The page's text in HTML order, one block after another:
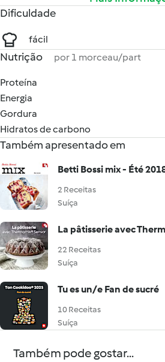
Dificuldade
fácil
Nutrição por 1 morceau/part
Proteína
Energia
Gordura
Hidratos de carbono
Também apresentado em
Betti Bossi mix - Été
2 Receitas
Suíça
La pâtisserie avec
22 Receitas
Suíça
Tu es un/e Fan de sucré
10 Receitas
Suíça
Também pode gostar...